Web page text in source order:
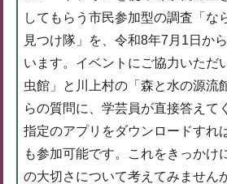
してもらう市民参加型の調査「
見つけ隊」を、令和8年7月1日か
います。イベントにご協力いただ
虫館」と川上村の「森と水の源流
らの質問に、学芸員が直接答えて
指定のアプリをダウンロードすれ
も参加可能です。これをきっかけ
の大切さについて考えてみません